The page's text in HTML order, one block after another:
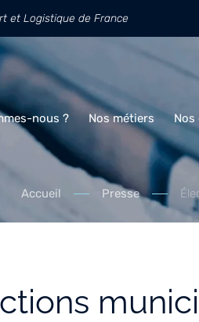
et Logistique de France
nous ? Nos métiers Nos
Accueil Presse